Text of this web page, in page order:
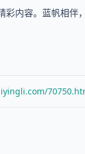
内容。蓝帆相伴